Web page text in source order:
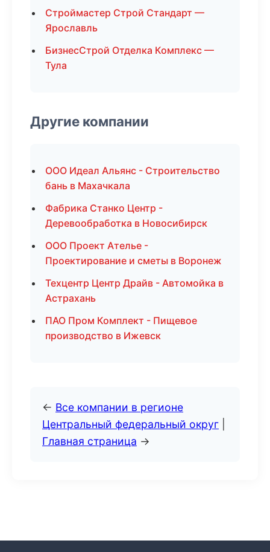
Строймастер Строй Стандарт —
Ярославль
БизнесСтрой Отделка Комплекс —
Тула
Другие компании
ООО Идеал Альянс - Строительство
бань в Махачкала
Фабрика Станко Центр -
Деревообработка в Новосибирск
ООО Проект Ателье -
Проектирование и сметы в Воронеж
Техцентр Центр Драйв - Автомойка в
Астрахань
ПАО Пром Комплект - Пищевое
производство в Ижевск
← Все компании в регионе
Центральный федеральный округ
Главная страница →